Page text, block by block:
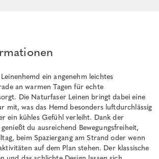
ein angenehm leichtes
an warmen Tagen für echte
Die Naturfaser Leinen bringt dabei eine
mit, was das Hemd besonders luftdurchlässig
ein kühles Gefühl verleiht. Dank der
du ausreichend Bewegungsfreiheit,
beim Spaziergang am Strand oder wenn
auf dem Plan stehen. Der klassische